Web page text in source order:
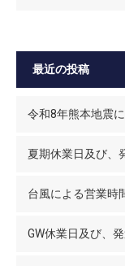
最近の投稿
令和8年熊本地震
夏期休業日及び、
台風による営業時
GW休業日及び、